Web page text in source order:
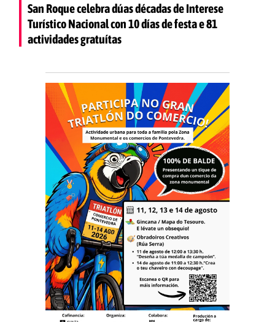
San Roque celebra dúas décadas de Interese
Turístico Nacional con 10 días de festa e 81
actividades gratuítas